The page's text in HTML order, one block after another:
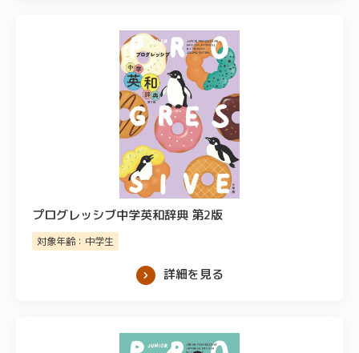
プログレッシブ中学英和辞典 第2版
対象年齢：中学生
詳細を見る